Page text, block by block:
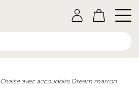
Chaise avec accoudoirs Dream marron